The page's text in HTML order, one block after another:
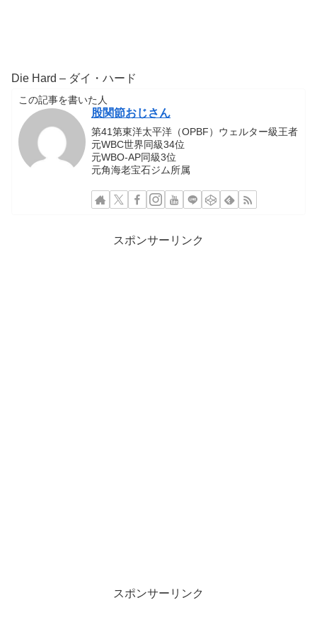
Die Hard – ダイ・ハード
この記事を書いた人
股関節おじさん
第41第東洋太平洋（OPBF）ウェルター級王者
元WBC世界同級34位
元WBO-AP同級3位
元角海老宝石ジム所属
スポンサーリンク
スポンサーリンク